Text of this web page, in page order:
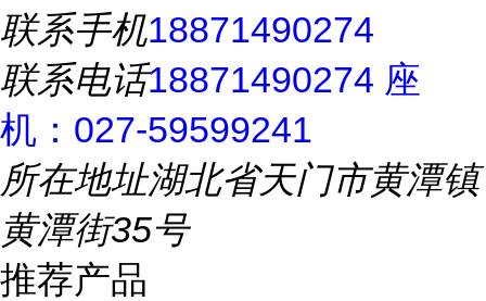
联系手机18871490274
联系电话18871490274 座
机：027-59599241
所在地址湖北省天门市黄潭镇
黄潭街35号
推荐产品